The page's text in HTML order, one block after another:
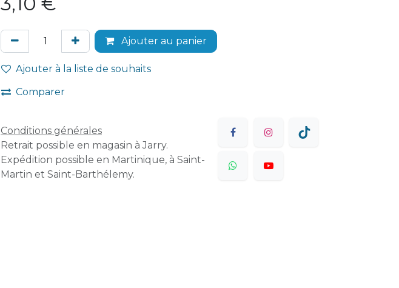
Ajouter au panier
Ajouter à la liste de souhaits
Comparer
Conditions générales
Retrait possible en magasin à Jarry.
Expédition possible en Martinique, à Saint-
Martin et Saint-Barthélemy.